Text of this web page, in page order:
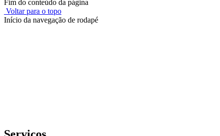
Fim do conteúdo da página
Voltar para o topo
Início da navegação de rodapé